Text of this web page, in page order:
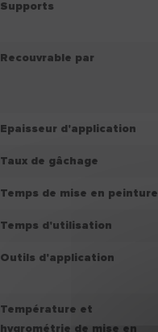
Supports
Recouvrable par
Epaisseur d'application
Taux de gâchage
Temps de mise en peinture
Temps d'utilisation
Outils d'application
Température et
hygrométrie de mise en